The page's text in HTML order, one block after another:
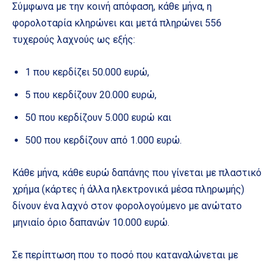
Σύμφωνα με την κοινή απόφαση, κάθε μήνα, η
φορολοταρία κληρώνει και μετά πληρώνει 556
τυχερούς λαχνούς ως εξής:
1 που κερδίζει 50.000 ευρώ,
5 που κερδίζουν 20.000 ευρώ,
50 που κερδίζουν 5.000 ευρώ και
500 που κερδίζουν από 1.000 ευρώ.
Κάθε μήνα, κάθε ευρώ δαπάνης που γίνεται με πλαστικό
χρήμα (κάρτες ή άλλα ηλεκτρονικά μέσα πληρωμής)
δίνουν ένα λαχνό στον φορολογούμενο με ανώτατο
μηνιαίο όριο δαπανών 10.000 ευρώ.
Σε περίπτωση που το ποσό που καταναλώνεται με